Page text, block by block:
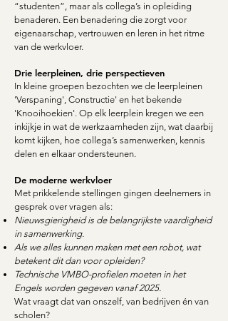
“studenten”, maar als collega’s in opleiding
benaderen. Een benadering die zorgt voor
eigenaarschap, vertrouwen en leren in het ritme
van de werkvloer.
Drie leerpleinen, drie perspectieven
In kleine groepen bezochten we de leerpleinen
'Verspaning', Constructie' en het bekende
'Knooihoekien'. Op elk leerplein kregen we een
inkijkje in wat de werkzaamheden zijn, wat daarbij
komt kijken, hoe collega’s samenwerken, kennis
delen en elkaar ondersteunen.
De moderne werkvloer
Met prikkelende stellingen gingen deelnemers in
gesprek over vragen als:
Nieuwsgierigheid is de belangrijkste vaardigheid
in samenwerking.
Als we alles kunnen maken met een robot, wat
betekent dit dan voor opleiden?
Technische VMBO-profielen moeten in het
Engels worden gegeven vanaf 2025.
Wat vraagt dat van onszelf, van bedrijven én van
scholen?